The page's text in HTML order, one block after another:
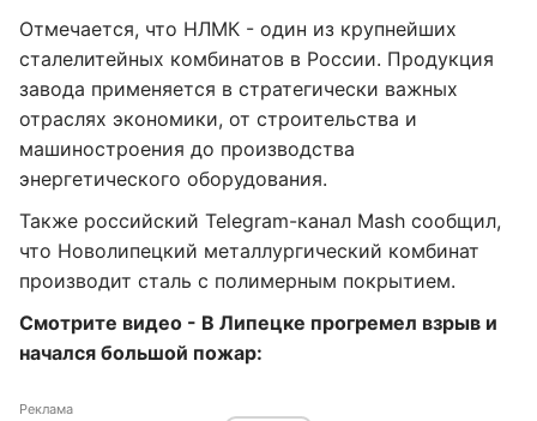
Отмечается, что НЛМК - один из крупнейших
сталелитейных комбинатов в России. Продукция
завода применяется в стратегически важных
отраслях экономики, от строительства и
машиностроения до производства
энергетического оборудования.
Также российский Telegram-канал Mash сообщил,
что Новолипецкий металлургический комбинат
производит сталь с полимерным покрытием.
Смотрите видео - В Липецке прогремел взрыв и
начался большой пожар:
Реклама